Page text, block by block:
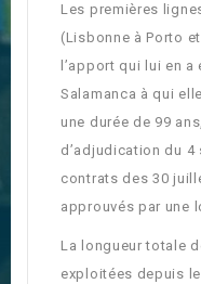
Les premières
(Lisbonne à Porto
l’apport qui lui en
Salamanca à qui
une durée de 99
d’adjudication du 4
contrats des 30
approuvés par une
La longueur totale
exploitées depuis